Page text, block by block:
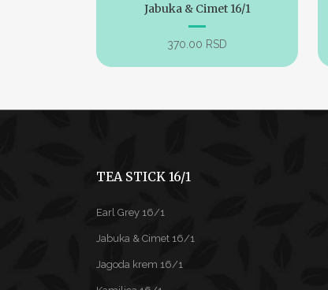
Jabuka & Cimet 16/1
370.00 RSD
TEA STICK 16/1
Earl Grey 16/1
Jabuka & Cimet 16/1
Jagoda krem 16/1